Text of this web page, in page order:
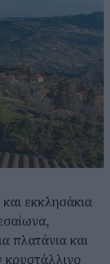
εκκλησάκια
πλατάνια και
κρυστάλλινο